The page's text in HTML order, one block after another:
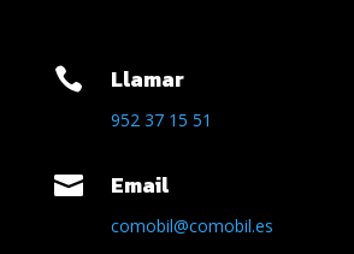
 Llamar
952 37 15 51
 Email
comobil@comobil.es